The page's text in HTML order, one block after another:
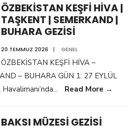
ÖZBEKİSTAN KEŞFİ HİVA |
TAŞKENT | SEMERKAND |
BUHARA GEZİSİ
20 TEMMUZ 2026 | GENEL
ÖZBEKİSTAN KEŞFİ HİVA –
– BUHARA GÜN 1: 27 EYLÜL
... Read More →
BAKSI MÜZESİ GEZİSİ